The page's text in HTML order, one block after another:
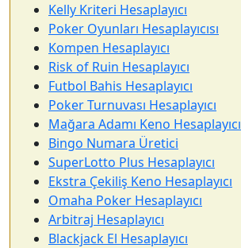
Kelly Kriteri Hesaplayıcı
Poker Oyunları Hesaplayıcısı
Kompen Hesaplayıcı
Risk of Ruin Hesaplayıcı
Futbol Bahis Hesaplayıcı
Poker Turnuvası Hesaplayıcı
Mağara Adamı Keno Hesaplayıcı
Bingo Numara Üretici
SuperLotto Plus Hesaplayıcı
Ekstra Çekiliş Keno Hesaplayıcı
Omaha Poker Hesaplayıcı
Arbitraj Hesaplayıcı
Blackjack El Hesaplayıcı